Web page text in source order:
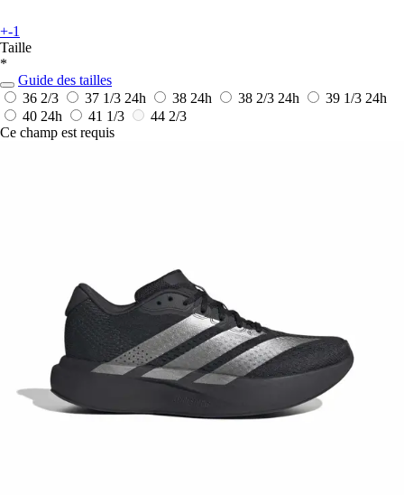
+-1
Taille
*
Guide des tailles
36 2/3
37 1/3 24h 38 24h 38 2/3 24h 39 1/3 24h
40 24h 41 1/3
44 2/3
Ce champ est requis